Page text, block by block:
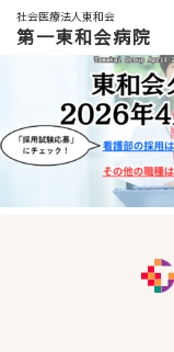
社会医療法人東和会
第一東和会病院